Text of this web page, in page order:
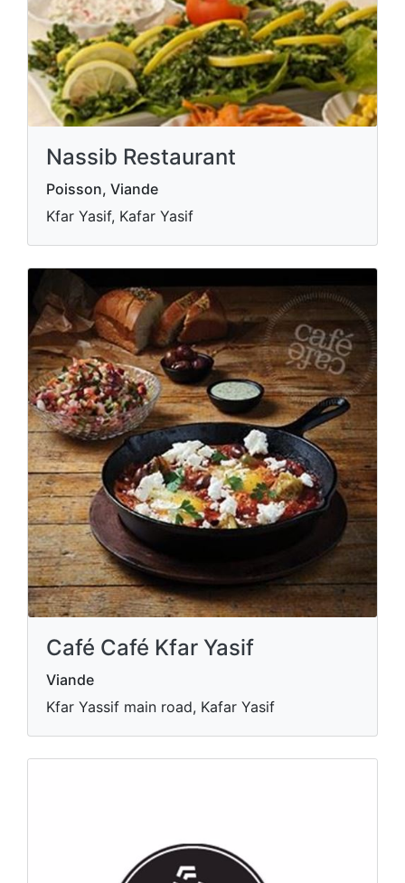
Nassib Restaurant
Poisson, Viande
Kfar Yasif, Kafar Yasif
Café Café Kfar Yasif
Viande
Kfar Yassif main road, Kafar Yasif